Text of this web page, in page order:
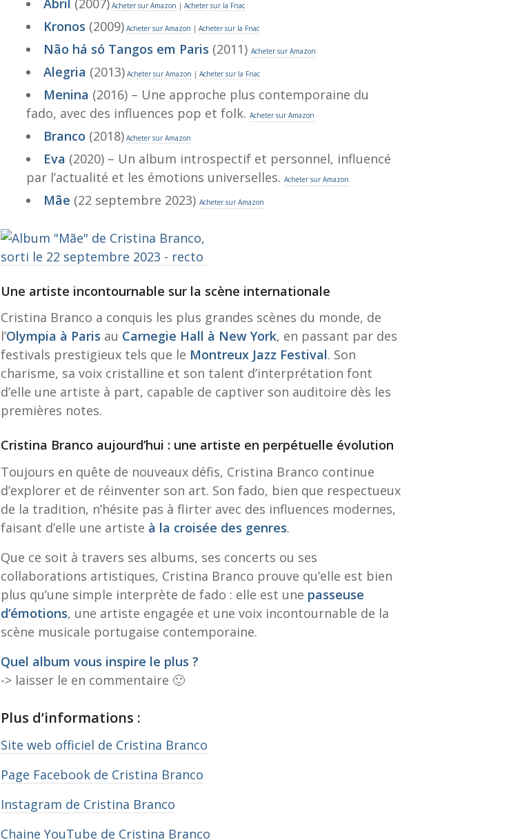
Abril (2007) Acheter sur Amazon |Acheter sur la Fnac
Kronos (2009) Acheter sur Amazon |Acheter sur la Fnac
Não há só Tangos em Paris (2011)Acheter sur Amazon
Alegria (2013) Acheter sur Amazon |Acheter sur la Fnac
Menina (2016) – Une approche plus contemporaine du
fado, avec des influences pop et folk.Acheter sur Amazon
Branco (2018) Acheter sur Amazon
Eva (2020) – Un album introspectif et personnel, influencé
par l’actualité et les émotions universelles.Acheter sur Amazon
Mãe (22 septembre 2023)Acheter sur Amazon
Une artiste incontournable sur la scène internationale
Cristina Branco a conquis les plus grandes scènes du monde, de
l’Olympia à Paris au Carnegie Hall à New York, en passant par des
festivals prestigieux tels que le Montreux Jazz Festival. Son
charisme, sa voix cristalline et son talent d’interprétation font
d’elle une artiste à part, capable de captiver son auditoire dès les
premières notes.
Cristina Branco aujourd’hui : une artiste en perpétuelle évolution
Toujours en quête de nouveaux défis, Cristina Branco continue
d’explorer et de réinventer son art. Son fado, bien que respectueux
de la tradition, n’hésite pas à flirter avec des influences modernes,
faisant d’elle une artiste à la croisée des genres.
Que ce soit à travers ses albums, ses concerts ou ses
collaborations artistiques, Cristina Branco prouve qu’elle est bien
plus qu’une simple interprète de fado : elle est une passeuse
d’émotions, une artiste engagée et une voix incontournable de la
scène musicale portugaise contemporaine.
Quel album vous inspire le plus ?
-> laisser le en commentaire 🙂
Plus d’informations :
Site web officiel de Cristina Branco
Page Facebook de Cristina Branco
Instagram de Cristina Branco
Chaine YouTube de Cristina Branco